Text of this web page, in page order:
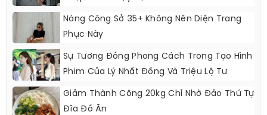
Nàng Công Sở 35+ Không Nên Diện Trang
Phục Này
Sự Tương Đồng Phong Cách Trong Tạo Hình
Phim Của Lý Nhất Đồng Và Triệu Lộ Tư
Giảm Thành Công 20kg Chỉ Nhờ Đảo Thứ Tự
Đĩa Đồ Ăn